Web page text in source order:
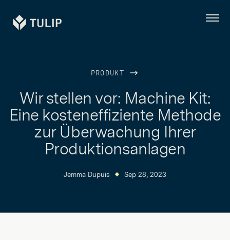
Tulip Menü
PRODUKT
Wir stellen vor: Machine Kit:
Eine kosteneffiziente Methode
zur Überwachung Ihrer
Produktionsanlagen
Jemma Dupuis Sep 28, 2023